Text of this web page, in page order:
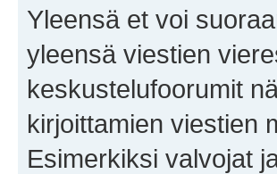
Yleensä et voi
yleensä viestien
keskustelufoorumit
kirjoittamien viestien
Esimerkiksi valvojat